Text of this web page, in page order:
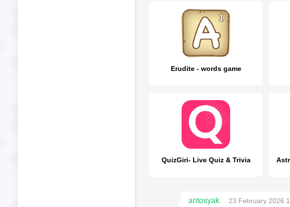
Erudite - words game
QuizGiri- Live Quiz & Trivia
antosyak 23 February 2026